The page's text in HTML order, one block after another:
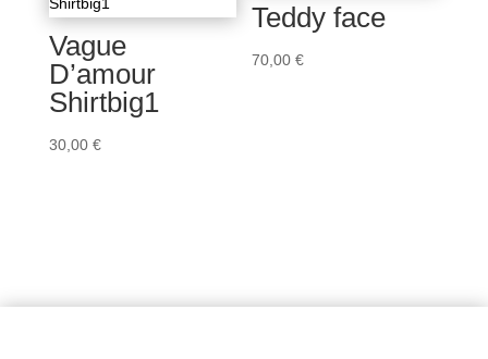
Vague
D’amour
Shirtbig1
30,00 €
Teddy face
70,00€